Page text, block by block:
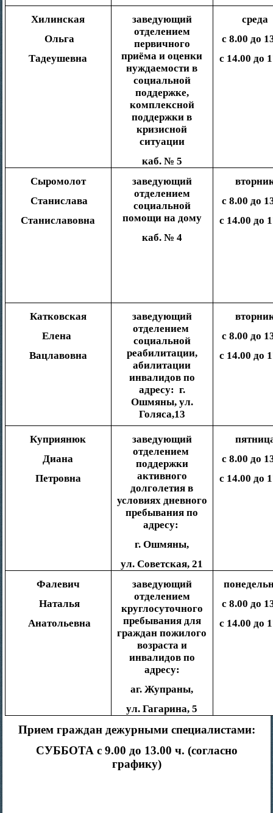
Хилинская
Ольга
Тадеушевна
заведующий
отделением
первичного
приёма и оценки
нуждаемости в
социальной
поддержке,
комплексной
поддержки в
кризисной
ситуации
каб. № 5
среда
с 8.00 до
с 14.00 до
Сыромолот
Станислава
Станиславовна
заведующий
отделением
социальной
помощи на дому
каб. № 4
с 8.00 до
с 14.00 до
Катковская
Елена
Вацлавовна
заведующий
отделением
социальной
реабилитации,
абилитации
инвалидов по
адресу: г.
Ошмяны, ул.
Голяса,13
с 8.00 до
с 14.00 до
Куприянюк
Диана
Петровна
заведующий
отделением
поддержки
активного
долголетия в
условиях дневного
пребывания по
адресу:
г. Ошмяны,
ул. Советская, 21
с 8.00 до
с 14.00 до
Фалевич
Наталья
Анатольевна
заведующий
отделением
круглосуточного
пребывания для
граждан пожилого
возраста и
инвалидов по
адресу:
аг. Жупраны,
ул. Гагарина, 5
с 8.00 до
с 14.00 до
Прием граждан дежурными специалистами:
СУББОТА с 9.00 до 13.00 ч. (согласно
графику)